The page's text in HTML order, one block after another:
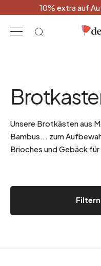
10% extra auf
Unsere Brotkästen aus
Bambus... zum
Brioches und Gebäck